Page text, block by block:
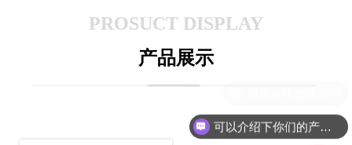
PROSUCT DISPLAY
产品展示
可以介绍下你们的产品么